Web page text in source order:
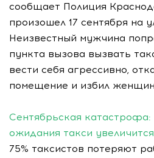
сообщает Полиция
произошел 17 сентября на
Неизвестный мужчина
пункта вызова вызвать
вести себя агрессивно,
помещение и избил
Сентябрьская катастрофа:
ожидания такси
75% таксистов потеряют